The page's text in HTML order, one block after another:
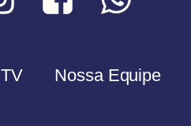
Nossa Equipe